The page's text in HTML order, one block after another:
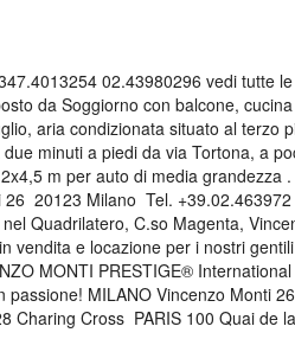
02.43980296 vedi tutte
da Soggiorno con balcone,
aria condizionata situato al terzo
minuti a piedi da via Tortona, a
m per auto di media grandezza
 20123 Milano  Tel. +39.02.463972
Quadrilatero, C.so Magenta,
vendita e locazione per i nostri
MONTI PRESTIGE®
MILANO Vincenzo Monti 26
Charing Cross  PARIS 100 Quai de